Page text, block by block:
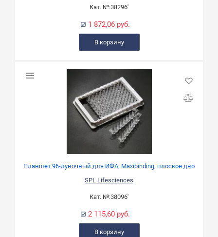
Кат. №:38296'
1 872,06 руб.
В корзину
Планшет 96-луночный для ИФА, Maxibinding, плоское дно
SPL Lifesciences
Кат. №:38096'
2 115,60 руб.
В корзину